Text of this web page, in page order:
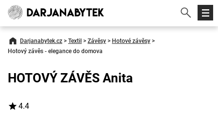
Darjanabytek.cz > Textil > Závěsy > Hotové závěsy >
Hotový závěs - elegance do domova
HOTOVÝ ZÁVĚS Anita
4.4